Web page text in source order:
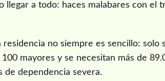
llegar a todo: haces malabares con el
no siempre es sencillo: solo
mayores y se necesitan más de
de dependencia severa.